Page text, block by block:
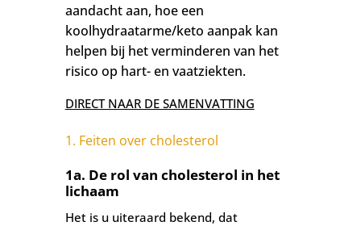
aandacht aan, hoe een
koolhydraatarme/keto aanpak kan
helpen bij het verminderen van het
risico op hart- en vaatziekten.
DIRECT NAAR DE SAMENVATTING
1. Feiten over cholesterol
1a. De rol van cholesterol in het
lichaam
Het is u uiteraard bekend, dat